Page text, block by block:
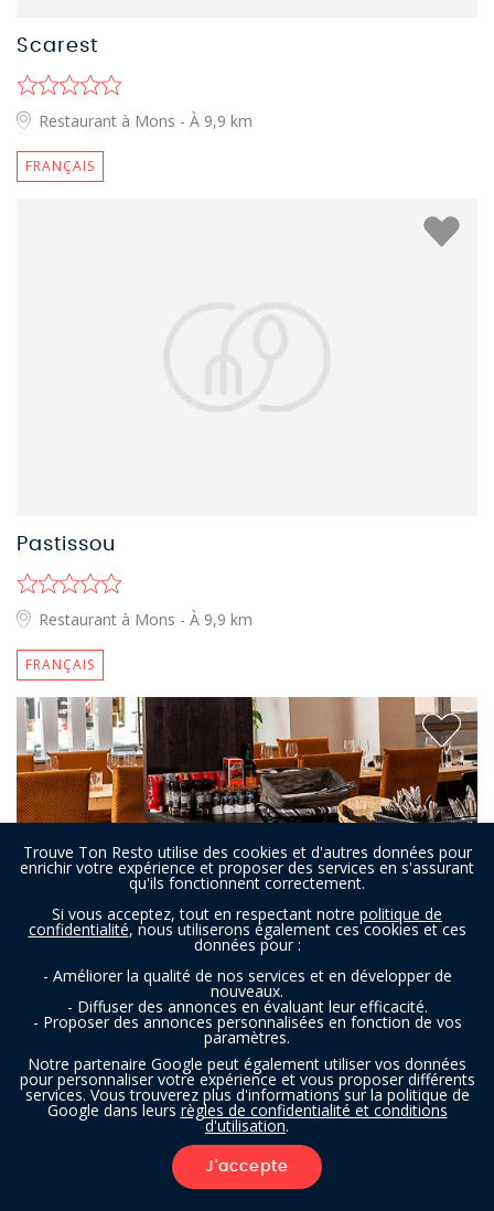
FILTRES
Scarest
Restaurant à Mons - À 9,9 km
FRANÇAIS
Pastissou
Restaurant à Mons - À 9,9 km
FRANÇAIS
Le Bistro De Jean-phi
Brasserie à Mons - À 9,9 km
Trouve Ton Resto utilise des cookies et d'autres données pour
enrichir votre expérience et proposer des services en s'assurant
qu'ils fonctionnent correctement.
Si vous acceptez, tout en respectant notre politique de
confidentialité, nous utiliserons également ces cookies et ces
données pour :
- Améliorer la qualité de nos services et en développer de
nouveaux.
- Diffuser des annonces en évaluant leur efficacité.
- Proposer des annonces personnalisées en fonction de vos
paramètres.
Notre partenaire Google peut également utiliser vos données
pour personnaliser votre expérience et vous proposer différents
services. Vous trouverez plus d'informations sur la politique de
Google dans leurs règles de confidentialité et conditions
d'utilisation.
J'accepte